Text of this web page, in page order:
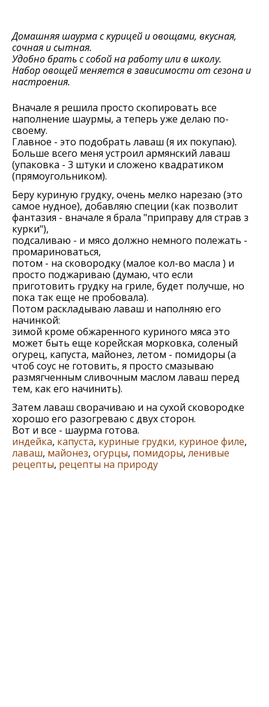
Домашняя шаурма с курицей и овощами, вкусная,
сочная и сытная.
Удобно брать с собой на работу или в школу.
Набор овощей меняется в зависимости от сезона и
настроения.
Вначале я решила просто скопировать все
наполнение шаурмы, а теперь уже делаю по-
своему.
Главное - это подобрать лаваш (я их покупаю).
Больше всего меня устроил армянский лаваш
(упаковка - 3 штуки и сложено квадратиком
(прямоугольником).
Беру куриную грудку, очень мелко нарезаю (это
самое нудное), добавляю специи (как позволит
фантазия - вначале я брала "приправу для страв з
курки"),
подсаливаю - и мясо должно немного полежать -
промариноваться,
потом - на сковородку (малое кол-во масла ) и
просто поджариваю (думаю, что если
приготовить грудку на гриле, будет получше, но
пока так еще не пробовала).
Потом раскладываю лаваш и наполняю его
начинкой:
зимой кроме обжаренного куриного мяса это
может быть еще корейская морковка, соленый
огурец, капуста, майонез, летом - помидоры (а
чтоб соус не готовить, я просто смазываю
размягченным сливочным маслом лаваш перед
тем, как его начинить).
Затем лаваш сворачиваю и на сухой сковородке
хорошо его разогреваю с двух сторон.
Вот и все - шаурма готова.
индейка, капуста, куриные грудки, куриное филе,
лаваш, майонез, огурцы, помидоры, ленивые
рецепты, рецепты на природу